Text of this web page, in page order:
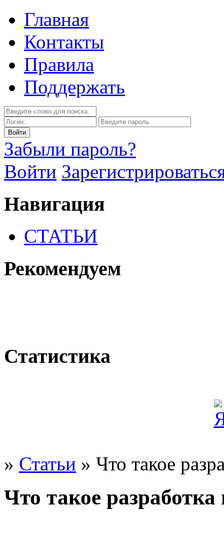
Главная
Контакты
Правила
Поддержать
Забыли пароль?
Войти
Навигация
СТАТЬИ
Рекомендуем
Статистика
» Статьи » Что такое
Что такое